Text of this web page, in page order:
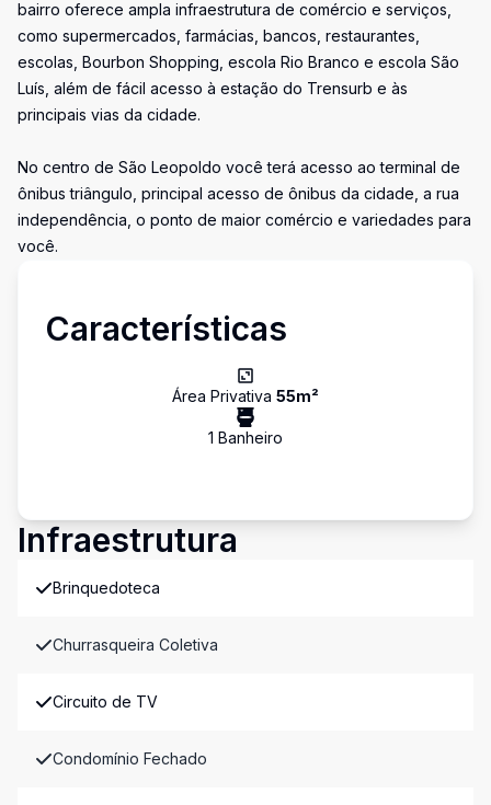
bairro oferece ampla infraestrutura de comércio e serviços,
como supermercados, farmácias, bancos, restaurantes,
escolas, Bourbon Shopping, escola Rio Branco e escola São
Luís, além de fácil acesso à estação do Trensurb e às
principais vias da cidade.
No centro de São Leopoldo você terá acesso ao terminal de
ônibus triângulo, principal acesso de ônibus da cidade, a rua
independência, o ponto de maior comércio e variedades para
você.
Características
Área Privativa 55m²
1 Banheiro
Infraestrutura
Brinquedoteca
Churrasqueira Coletiva
Circuito de TV
Condomínio Fechado